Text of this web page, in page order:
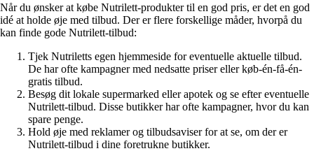
Når du ønsker at købe Nutrilett-produkter til en god pris, er det en god
idé at holde øje med tilbud. Der er flere forskellige måder, hvorpå du
kan finde gode Nutrilett-tilbud:
Tjek Nutriletts egen hjemmeside for eventuelle aktuelle tilbud.
De har ofte kampagner med nedsatte priser eller køb-én-få-én-
gratis tilbud.
Besøg dit lokale supermarked eller apotek og se efter eventuelle
Nutrilett-tilbud. Disse butikker har ofte kampagner, hvor du kan
spare penge.
Hold øje med reklamer og tilbudsaviser for at se, om der er
Nutrilett-tilbud i dine foretrukne butikker.